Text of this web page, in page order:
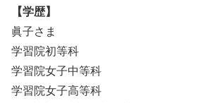
【学歴】
眞子さま
学習院初等科
学習院女子中等科
学習院女子高等科